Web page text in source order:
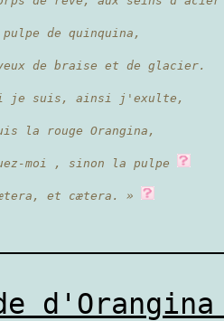
de quinquina,
de braise et de glacier.
je suis, ainsi j'exulte,
la rouge Orangina,
moi , sinon la pulpe
et cætera. »